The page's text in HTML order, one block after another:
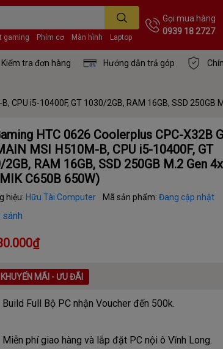
gaming Phím cơ Màn hình Laptop
Gọi mua hàng
0939 18 2727
Kiểm tra đơn hàng Hướng dẫn trả góp
CPU i5-10400F, GT 1030/2GB, RAM 16GB, SSD 250GB
HTC 0626 Coolerplus CPC-X32B
MSI H510M-B, CPU i5-10400F, GT
2GB, RAM 16GB, SSD 250GB M.2 Gen
C650B 650W)
hiệu: Hữu Tài Computer Mã sản phẩm:Đang cập nhật
sánh
KHUYẾN MÃI - ƯU ĐÃI
Build Full Bộ PC nhận Voucher đến 500k.
Miễn phí giao hàng và lắp đặt PC nội ô Vĩnh Long.